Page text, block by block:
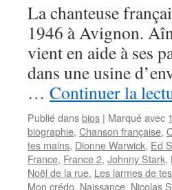
La chanteuse
1946 à Avignon.
vient en aide à ses
dans une usine
… Continuer la
Publié dansbios | Marqué avec
biographie, Chanson française,
tes mains, Dionne Warwick, Ed
France, France 2, Johnny Stark,
Noël de la rue, Les larmes de
Mon crédo, Naissance, Nicolas